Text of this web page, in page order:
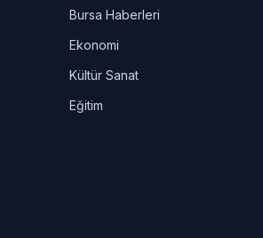
Bursa Haberleri
Ekonomi
Kültür Sanat
Eğitim